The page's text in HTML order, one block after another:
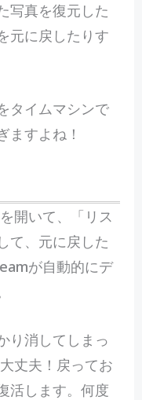
写真を復元した
元に戻したりす
タイムマシンで
ますよね！
開いて、「リス
て、元に戻した
が自動的にデ
り消してしまっ
丈夫！戻ってお
活します。何度